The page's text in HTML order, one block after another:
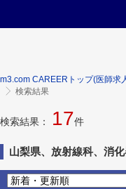
m3.com CAREERトップ(医師求
検索結果
検索結果： 17件
山梨県、放射線科、消